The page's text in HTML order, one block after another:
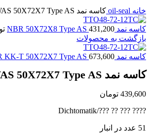
خانه oil-seal کاسه نمد NBR WAS 50X72X7 Type AS
کاسه نمد NBR 50X72X8 Type AS 431,200
بازگشت به محصولات
کاسه نمد NBR KK-T 50X72X7 Type AS 673,600
کاسه نمد NBR WAS 50X72X7 Type AS
439,600 تومان
???? ??? ?? ???/Dichtomatik
51 عدد در انبار